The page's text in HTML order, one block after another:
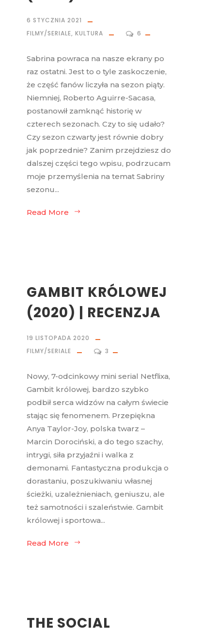
6 STYCZNIA 2021
FILMY/SERIALE, KULTURA 6
Sabrina powraca na nasze ekrany po
raz ostatni. Jest to o tyle zaskoczenie,
że część fanów liczyła na sezon piąty.
Niemniej, Roberto Aguirre-Sacasa,
postanowił zamknąć historię w
czterech sezonach. Czy to się udało?
Czy sezon czwarty jest równie dobry
jak poprzednie? Zanim przejdziesz do
dalszej części tego wpisu, podrzucam
moje przemyślenia na temat Sabriny
sezonu...
Read More
GAMBIT KRÓLOWEJ
(2020) | RECENZJA
19 LISTOPADA 2020
FILMY/SERIALE
3
Nowy, 7-odcinkowy mini serial Netflixa,
Gambit królowej, bardzo szybko
podbił serca widzów na całym świecie
stając się fenomenem. Przepiękna
Anya Taylor-Joy, polska twarz –
Marcin Dorociński, a do tego szachy,
intrygi, siła przyjaźni i walka z
demonami. Fantastyczna produkcja o
dorastaniu, poszukiwaniu własnej
ścieżki, uzależnieniach, geniuszu, ale
też samotności i szaleństwie. Gambit
królowej i sportowa...
Read More
THE SOCIAL